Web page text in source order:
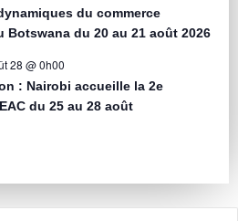
du commerce
Botswana du 20 au 21 août 2026
28 @ 0h00
: Nairobi accueille la 2e
du 25 au 28 août